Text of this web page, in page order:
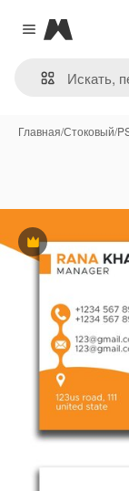
Close menu
Magnific
Главная/Стоковый/
Премиум